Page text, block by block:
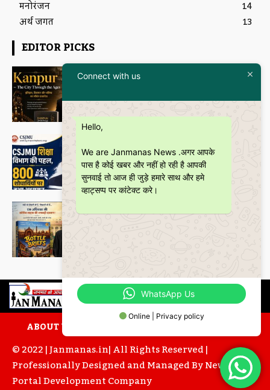
मनोरंजन
14
अर्थ जगत
13
EDITOR PICKS
Featured
इतिहास और आधुनिकता का संगम है
Ages” कॉफी टेबल बुक
Janmanas News - 5 July 2026
CSJMU, कानपुर द्वारा बना ‘जागरूकता पैमाना’
शोध की वैश्विक पहचान को देगा नई दिशा
Janmanas News - 28 June 2026
बॉटल ब्रीफ्स : एक अधिवक्ता की युवा उम्र की
ABOUT US
© 2022 | Janmanas.in| All Rights Reserved |
Professionally Designed and Managed ByNews
Portal DevelopmentCompany
Connect with us
Hello,
We are Janmanas News .अगर आपके
पास है कोई खबर और नहीं हो रही है आपकी
सुनवाई तो आज ही जुड़े हमारे साथ और हमे
व्हाट्सप्प पर कांटेक्ट करे।
WhatsApp Us
Online | Privacy policy